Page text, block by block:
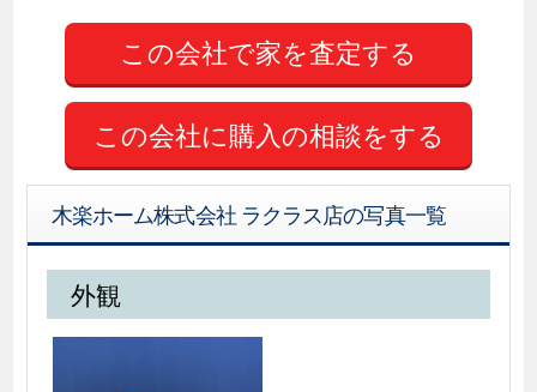
この会社に購入の相談をする
木楽ホーム株式会社 ラクラス店の写真一覧
外観